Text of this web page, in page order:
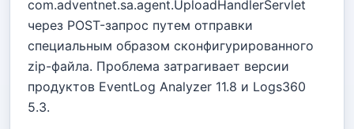
com.adventnet.sa.agent.UploadHandlerServlet
через POST-запрос путем отправки
специальным образом сконфигурированного
zip-файла. Проблема затрагивает версии
продуктов EventLog Analyzer 11.8 и Logs360
5.3.